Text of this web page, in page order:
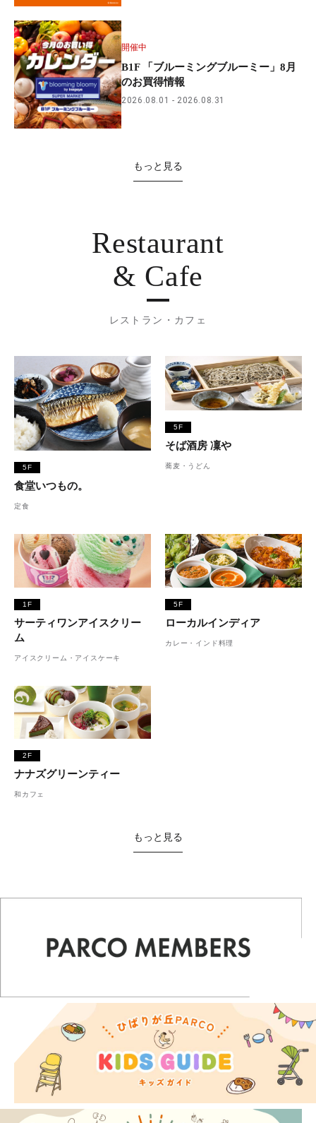
開催中
B1F 「ブルーミングブルーミー」8月
のお買得情報
2026.08.01 2026.08.31
もっと見る
Restaurant
& Cafe
レストラン・カフェ
5F
食堂いつもの。
定食
5F
そば酒房 凜や
蕎麦・うどん
1F
サーティワンアイスクリー
ム
アイスクリーム・アイスケーキ
5F
ローカルインディア
カレー・インド料理
2F
ナナズグリーンティー
和カフェ
もっと見る